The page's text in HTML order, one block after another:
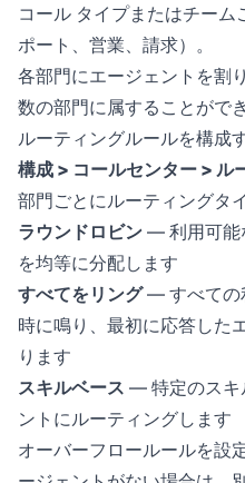
コール タイプまたはチー
ポート、営業、請求）。
各部門にエージェントを割
数の部門に属することがで
ルーティングルールを構成
構成 > コールセンター > ル
部門ごとにルーティングタ
ラウンドロビン — 利用可能
を均等に分配します
すべてをリング— すべての
時に鳴り、最初に応答した
ります
スキルベース — 特定のスキ
ントにルーティングします
オーバーフロールールを設